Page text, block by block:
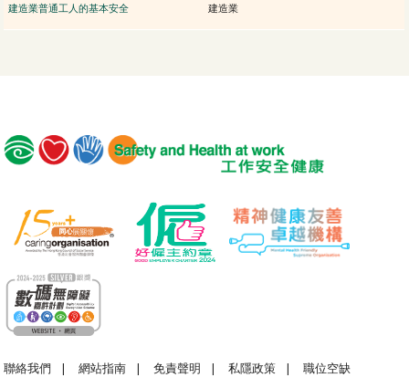
建造業普通工人的基本安全 建造業
聯絡我們 | 網站指南 | 免責聲明 | 私隱政策 |
職位空缺